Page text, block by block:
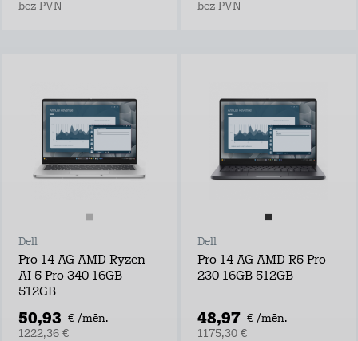
bez PVN bez PVN
Dell
Pro 14 AG AMD Ryzen
AI 5 Pro 340 16GB
512GB
50,93 € /mēn.
1222,36 €
Dell
Pro 14 AG AMD R5 Pro
230 16GB 512GB
48,97 € /mēn.
1175,30 €